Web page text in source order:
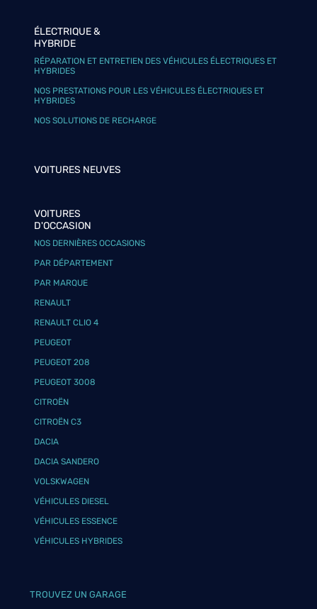
ÉLECTRIQUE &
HYBRIDE
RÉPARATION ET ENTRETIEN DES VÉHICULES ÉLECTRIQUES ET
HYBRIDES
NOS PRESTATIONS POUR LES VÉHICULES ÉLECTRIQUES ET
HYBRIDES
NOS SOLUTIONS DE RECHARGE
VOITURES NEUVES
VOITURES
D'OCCASION
NOS DERNIÈRES OCCASIONS
PAR DÉPARTEMENT
PAR MARQUE
RENAULT
RENAULT CLIO 4
PEUGEOT
PEUGEOT 208
PEUGEOT 3008
CITROËN
CITROËN C3
DACIA
DACIA SANDERO
VOLSKWAGEN
VÉHICULES DIESEL
VÉHICULES ESSENCE
VÉHICULES HYBRIDES
TROUVEZ UN GARAGE